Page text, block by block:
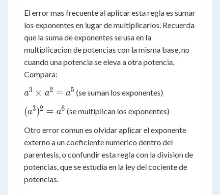
El error mas frecuente al aplicar esta regla es sumar
los exponentes en lugar de multiplicarlos. Recuerda
que la suma de exponentes se usa en la
multiplicacion de potencias con la misma base, no
cuando una potencia se eleva a otra potencia.
Compara:
a^{3}
\times
a^{2}
=
a3 × a2 = a5 (se suman los exponentes)
(a^{3})^{2}
(a3)2 = a6 (se multiplican los exponentes)
Otro error comun es olvidar aplicar el exponente
externo a un coeficiente numerico dentro del
parentesis, o confundir esta regla con la division de
potencias, que se estudia en la ley del cociente de
potencias.